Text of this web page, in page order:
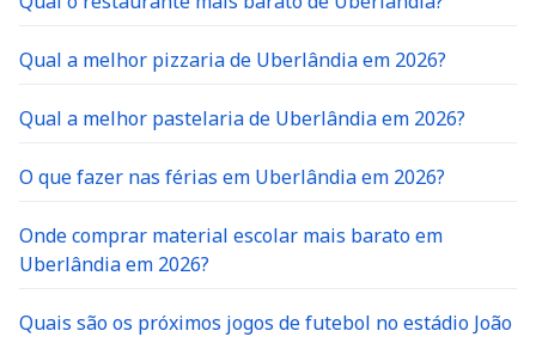
Qual a melhor pizzaria de Uberlândia em 2026?
Qual a melhor pastelaria de Uberlândia em 2026?
O que fazer nas férias em Uberlândia em 2026?
Onde comprar material escolar mais barato em
Uberlândia em 2026?
Quais são os próximos jogos de futebol no estádio João